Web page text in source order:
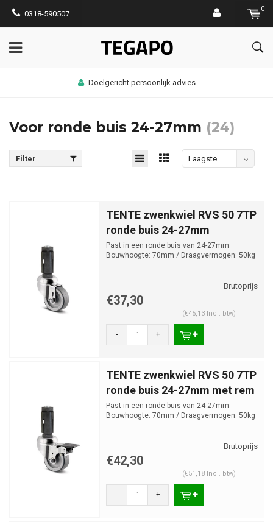
0318-590507
0
Bezorgen op werklocatie mogelijk
Voor ronde buis 24-27mm (24)
Filter
Laagste
TENTE zwenkwiel RVS 50 7TP
ronde buis 24-27mm
Past in een ronde buis van 24-27mm
Bouwhoogte: 70mm / Draagvermogen: 50kg
€37,30
(€45,13 Incl. btw)
- +
TENTE zwenkwiel RVS 50 7TP
ronde buis 24-27mm met rem
Past in een ronde buis van 24-27mm
Bouwhoogte: 70mm / Draagvermogen: 50kg
€42,30
(€51,18 Incl. btw)
- +